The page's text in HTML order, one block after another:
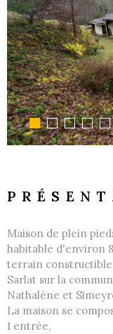
Maison de plein
habitable d'environ
terrain
Sarlat sur la
Nathalène et
La maison se
1 entrée,